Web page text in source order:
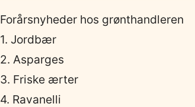
Forårsnyheder hos grønthandleren
1. Jordbær
2. Asparges
3. Friske ærter
4. Ravanelli